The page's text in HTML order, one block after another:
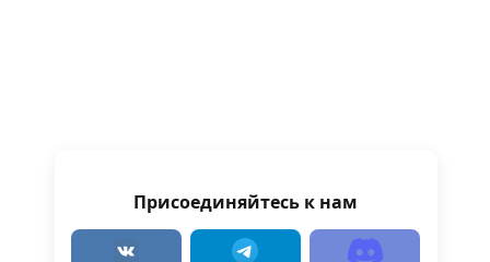
Присоединяйтесь к нам